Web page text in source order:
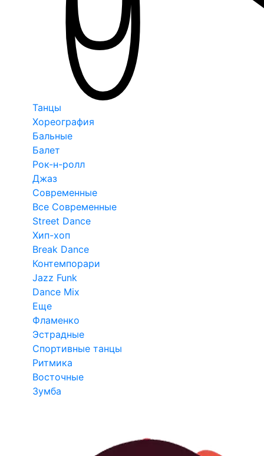
Танцы
Хореография
Бальные
Балет
Рок-н-ролл
Джаз
Современные
Все Современные
Street Dance
Хип-хоп
Break Dance
Контемпорари
Jazz Funk
Dance Mix
Еще
Фламенко
Эстрадные
Спортивные танцы
Ритмика
Восточные
Зумба